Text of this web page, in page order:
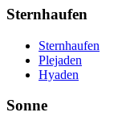
Becher
Dreieck
Eidechse
Einhorn
Füchschen
Giraffe
Kepheus
Kleiner
Perseus
Jungfrau
Löwe
Schütze
Skorpion
Steinbock
Sternhaufen
Sternhaufen
Plejaden
Hyaden
Sonne